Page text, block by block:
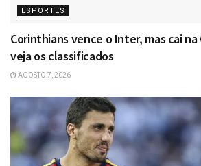
ESPORTES
Corinthians vence o Inter, mas cai na
veja os classificados
AGOSTO 7, 2026